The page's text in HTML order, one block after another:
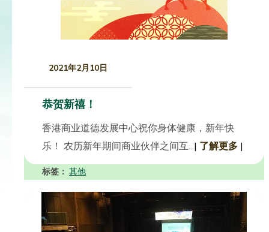
2021年2月10日
恭贺新禧！
香港商业道德发展中心祝你身体健康，新年快
乐！ 农历新年期间商业伙伴之间互...| 了解更多 |
标签： 其他